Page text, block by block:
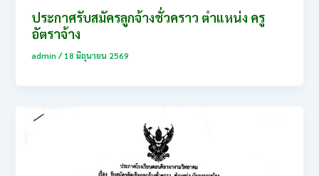
ประกาศรับสมัครลูกจ้างชั่วคราว ตำแหน่ง ครู
อัตราจ้าง
admin/18 มิถุนายน 2569